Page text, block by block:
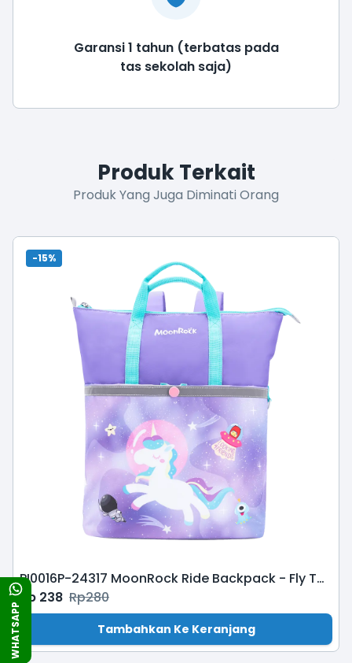
WHATSAPP
Garansi 1 tahun (terbatas pada
tas sekolah saja)
Produk Terkait
Produk Yang Juga Diminati Orang
-15%
PI0016P-24317 MoonRock Ride Backpack - Fly To The Moon-Purple
Rp 238 Rp280
Tambahkan Ke Keranjang